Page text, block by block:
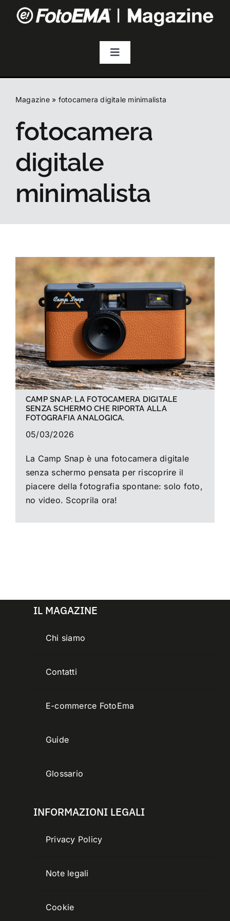
Toggle
Fotografia
Droni
Guide
Cerca
per:
Magazine» fotocamera digitale minimalista
fotocamera
digitale
minimalista
CAMP SNAP: LA FOTOCAMERA DIGITALE
SENZA SCHERMO CHE RIPORTA ALLA
FOTOGRAFIA ANALOGICA.
05/03/2026
La Camp Snap è una fotocamera digitale
senza schermo pensata per riscoprire il
piacere della fotografia spontane: solo foto,
no video. Scoprila ora!
IL MAGAZINE
Chi siamo
Contatti
E-commerce FotoEma
Guide
Glossario
INFORMAZIONI LEGALI
Privacy Policy
Note legali
Cookie